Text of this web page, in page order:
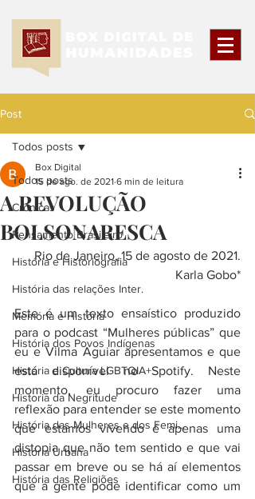
Post
Todos posts
Crônicas
Pensamento Brasileiro
História e Historiografia
História das relações Inter.
Memória e História
História dos Povos Indígenas
História e Cultura LGBTQIA+
Historia da Negritude
História das Mulheres e dos Femi...
História Urbana
História das Religiões
Todos posts
A REVOLUÇÃO
BOLSONARESCA
Box Digital
15 de ago. de 2021 6 min de leitura
Rio de Janeiro, 15 de agosto de 2021.
Karla Gobo*
Este é um texto ensaístico produzido
para o podcast “Mulheres públicas” que
eu e Vilma Aguiar apresentamos e que
está disponível no Spotify. Neste
momento, eu procuro fazer uma
reflexão para entender se este momento
que estamos vivendo é apenas uma
distopia que não tem sentido e que vai
passar em breve ou se há aí elementos
que a gente pode identificar como um